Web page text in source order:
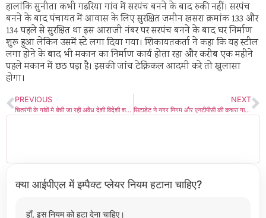
हालांकि सुनीता कभी गडरिया गांव में सरपंच बनने के बाद रुकी नहीं। सरपंच
बनने के बाद पंचायत में आवास के लिए सुरक्षित जमीन खसरा क्रमांक 133 और
134 पहले से सुरक्षित था इस आराजी नंबर पर सरपंच बनने के बाद घर निर्माण
शुरू हुआ लेकिन उसमें स्टे लगा दिया गया। शिकायतकर्ता ने कहा कि यह स्टील
लगा होने के बाद भी मकान का निर्माण कार्य होता रहा और करीब एक महीने
पहले मकान में छठ पड़ा है। इसकी जांच टेक्निकल आदमी करे तो खुलासा
होगा।
PREVIOUS
चितरंगी के गांवों मे बेची जा रही अवैध देशी विदेशी शराब, पुलिस और आबकारी मैनेज?
NEXT
सिटाडेट ने नगर निगम और एनटीपीसी की कचरा गाड़ियों का करा दिया सत्यापन !
क्या आईपीएल में इम्पैक्ट प्लेयर नियम हटाना चाहिए?
हाँ, इस नियम को हटा देना चाहिए।